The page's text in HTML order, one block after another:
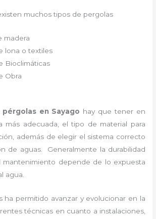
muchos tipos de pergolas
madera
lona o textiles
Bioclimáticas
Obra
pérgolasen Sayago hay que tener en
más adecuada, el tipo de material para
además de elegir el sistema correcto
de aguas. Generalmente la durabilidad
mantenimiento depende de lo expuesta
agua.
ha permitido avanzar y evolucionar en la
técnicas en cuanto a instalaciones,